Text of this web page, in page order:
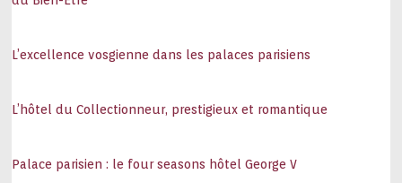
L’excellence vosgienne dans les palaces parisiens
L’hôtel du Collectionneur, prestigieux et romantique
Palace parisien : le four seasons hôtel George V